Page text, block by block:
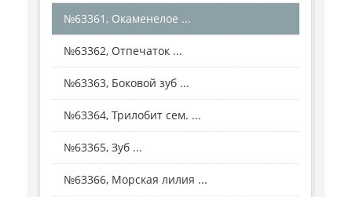
№63361, Окаменелое ...
№63362, Отпечаток ...
№63363, Боковой зуб ...
№63364, Трилобит сем. ...
№63365, Зуб ...
№63366, Морская лилия ...